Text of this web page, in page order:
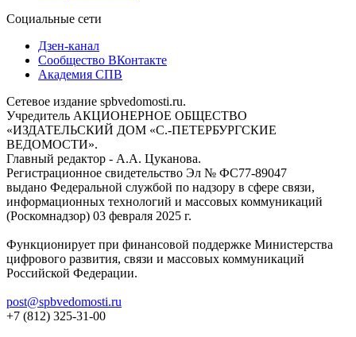
Социальные сети
Дзен-канал
Сообщество ВКонтакте
Академия СПВ
Сетевое издание spbvedomosti.ru.
Учредитель АКЦИОНЕРНОЕ ОБЩЕСТВО
«ИЗДАТЕЛЬСКИЙ ДОМ «С.-ПЕТЕРБУРГСКИЕ
ВЕДОМОСТИ».
Главный редактор - А.А. Цуканова.
Регистрационное свидетельство Эл № ФС77-89047
выдано Федеральной службой по надзору в сфере связи,
информационных технологий и массовых коммуникаций
(Роскомнадзор) 03 февраля 2025 г.
Функционирует при финансовой поддержке Министерства
цифрового развития, связи и массовых коммуникаций
Российской Федерации.
post@spbvedomosti.ru
+7 (812) 325-31-00